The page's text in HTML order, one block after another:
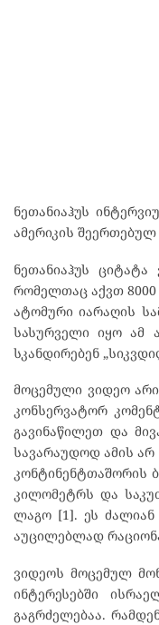
ნეთანიაჰუს
ამერიკის
ნეთანიაჰუს
რომელთაც აქვთ 8000
ატომური იარაღის
სასურველი იყო ამ
სკანდირებენ
მოცემული ვიდეო
კონსერვატორ
გავინაწილეთ და
სავარაუდოდ ამის
კონტინენტთაშორის
კილომეტრს და
ლაგო [1]. ეს ძალიან
აუცილებლად
ვიდეოს მოცემულ
ინტერესებში
გაგრძელებაა.